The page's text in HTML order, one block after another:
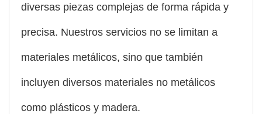
diversas piezas complejas de forma rápida y
precisa. Nuestros servicios no se limitan a
materiales metálicos, sino que también
incluyen diversos materiales no metálicos
como plásticos y madera.